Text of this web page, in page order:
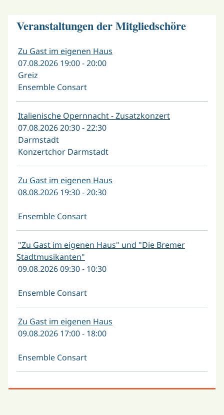
Veranstaltungen der Mitgliedschöre
Zu Gast im eigenen Haus
07.08.2026 19:00 - 20:00
Greiz
Ensemble Consart
Italienische Opernnacht - Zusatzkonzert
07.08.2026 20:30 - 22:30
Darmstadt
Konzertchor Darmstadt
Zu Gast im eigenen Haus
08.08.2026 19:30 - 20:30
Ensemble Consart
"Zu Gast im eigenen Haus" und "Die Bremer
Stadtmusikanten"
09.08.2026 09:30 - 10:30
Ensemble Consart
Zu Gast im eigenen Haus
09.08.2026 17:00 - 18:00
Ensemble Consart